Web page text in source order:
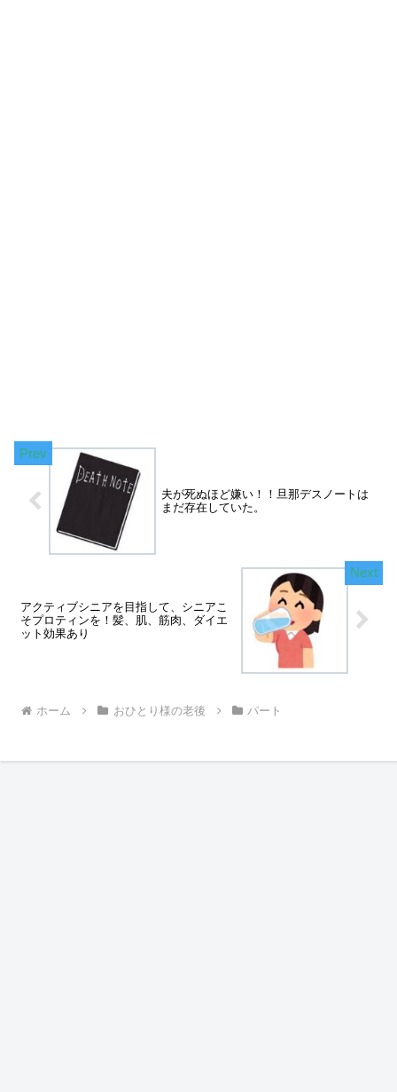
夫が死ぬほど嫌い！！旦那デスノートは
まだ存在していた。
アクティブシニアを目指して、シニアこ
そプロティンを！髪、肌、筋肉、ダイエ
ット効果あり
ホーム おひとり様の老後 パート